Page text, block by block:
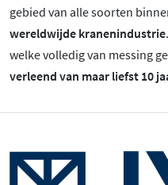
gebied van alle soorten
wereldwijde kranenindustrie
welke volledig van messing
verleend van maar liefst 10